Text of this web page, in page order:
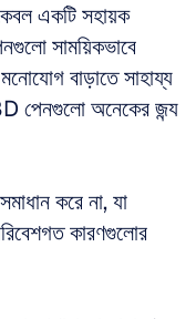
কেবল একটি সহায়ক
সাময়িকভাবে
বাড়াতে সাহায্য
পেনগুলো অনেকের জন্য
করে না, যা
কারণগুলোর